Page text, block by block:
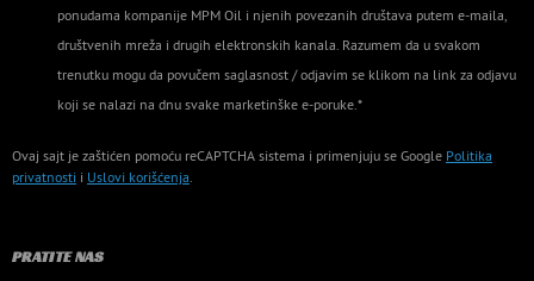
ponudama kompanije MPM Oil i njenih povezanih društava putem e-maila,
društvenih mreža i drugih elektronskih kanala. Razumem da u svakom
trenutku mogu da povučem saglasnost / odjavim se klikom na link za odjavu
koji se nalazi na dnu svake marketinške e-poruke.*
Ovaj sajt je zaštićen pomoću reCAPTCHA sistema i primenjuju se Google Politika
privatnosti i Uslovi korišćenja.
PRATITE NAS